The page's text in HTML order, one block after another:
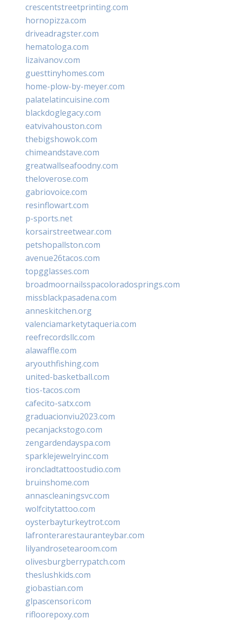
crescentstreetprinting.com
hornopizza.com
driveadragster.com
hematologa.com
lizaivanov.com
guesttinyhomes.com
home-plow-by-meyer.com
palatelatincuisine.com
blackdoglegacy.com
eatvivahouston.com
thebigshowok.com
chimeandstave.com
greatwallseafoodny.com
theloverose.com
gabriovoice.com
resinflowart.com
p-sports.net
korsairstreetwear.com
petshopallston.com
avenue26tacos.com
topgglasses.com
broadmoornailsspacoloradosprings.com
missblackpasadena.com
anneskitchen.org
valenciamarketytaqueria.com
reefrecordsllc.com
alawaffle.com
aryouthfishing.com
united-basketball.com
tios-tacos.com
cafecito-satx.com
graduacionviu2023.com
pecanjackstogo.com
zengardendayspa.com
sparklejewelryinc.com
ironcladtattoostudio.com
bruinshome.com
annascleaningsvc.com
wolfcitytattoo.com
oysterbayturkeytrot.com
lafronterarestauranteybar.com
lilyandrosetearoom.com
olivesburgberrypatch.com
theslushkids.com
giobastian.com
glpascensori.com
rifloorepoxy.com